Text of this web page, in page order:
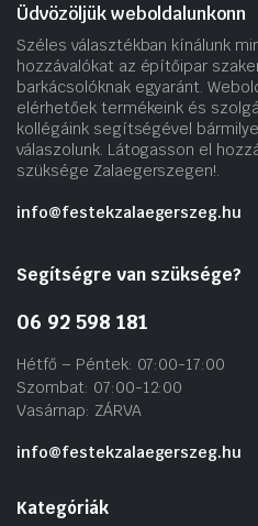
Üdvözöljük weboldalunkonn
Széles választékban kínálunk
hozzávalókat az építőipar
barkácsolóknak egyaránt.
elérhetőek termékeink és
kollégáink segítségével
válaszolunk. Látogasson el
szüksége Zalaegerszegen!.
info@festekzalaegerszeg.hu
Segítségre van szüksége?
06 92 598 181
Hétfő – Péntek: 07:00-17:00
Szombat: 07:00-12:00
Vasárnap: ZÁRVA
info@festekzalaegerszeg.hu
Kategóriák